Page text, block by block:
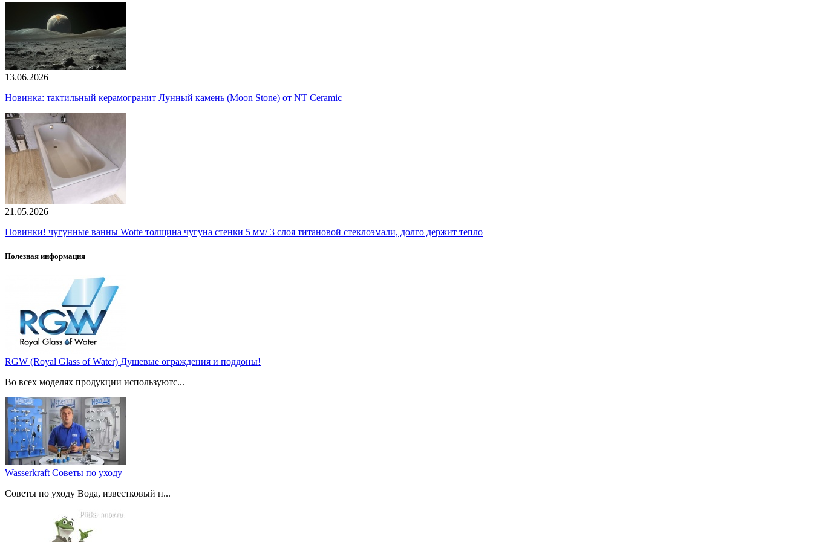
13.06.2026
Новинка: тактильный керамогранит Лунный камень (Moon Stone) от NT Ceramic
21.05.2026
Новинки! чугунные ванны Wotte толщина чугуна стенки 5 мм/ 3 слоя титановой стеклоэмали, долго держит тепло
Полезная информация
RGW (Royal Glass of Water) Душевые ограждения и поддоны!
Во всех моделях продукции используютс...
Wasserkraft Советы по уходу
Советы по уходу Вода, известковый н...